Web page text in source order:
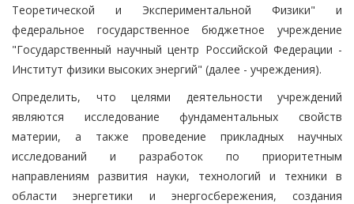
Теоретической и Экспериментальной Физики" и
федеральное государственное бюджетное учреждение
"Государственный научный центр Российской Федерации -
Институт физики высоких энергий" (далее - учреждения).
Определить, что целями деятельности учреждений
являются исследование фундаментальных свойств
материи, а также проведение прикладных научных
исследований и разработок по приоритетным
направлениям развития науки, технологий и техники в
области энергетики и энергосбережения, создания